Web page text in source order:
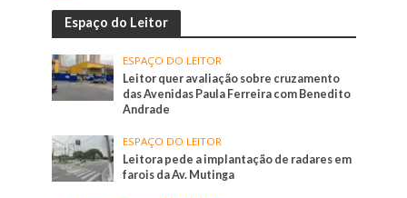
Espaço do Leitor
ESPAÇO DO LEITOR
Leitor quer avaliação sobre cruzamento
das Avenidas Paula Ferreira com Benedito
Andrade
ESPAÇO DO LEITOR
Leitora pede a implantação de radares em
farois da Av. Mutinga